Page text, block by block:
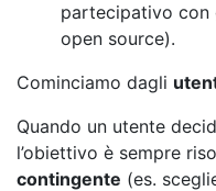
partecipativo con
open source).
Cominciamo dagli
Quando un utente
l’obiettivo è sempre
contingente (es.